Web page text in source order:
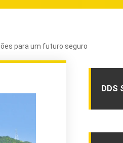
para um futuro seguro
DDS